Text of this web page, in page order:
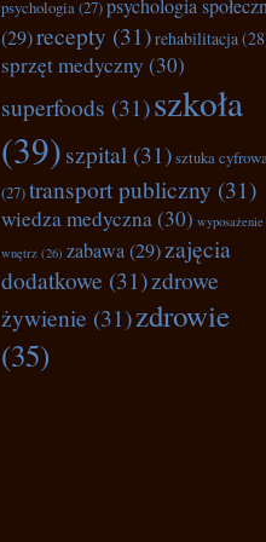
psychologia(27)psychologia
(29)recepty (31)rehabilitacja
sprzęt medyczny (30)
superfoods (31)szkoła
(39)szpital (31)sztuka
(27)transport publiczny (31)
wiedza medyczna(30) wyposażenie
wnętrz (26) zabawa(29)zajęcia
dodatkowe (31)zdrowe
żywienie (31)zdrowie
(35)